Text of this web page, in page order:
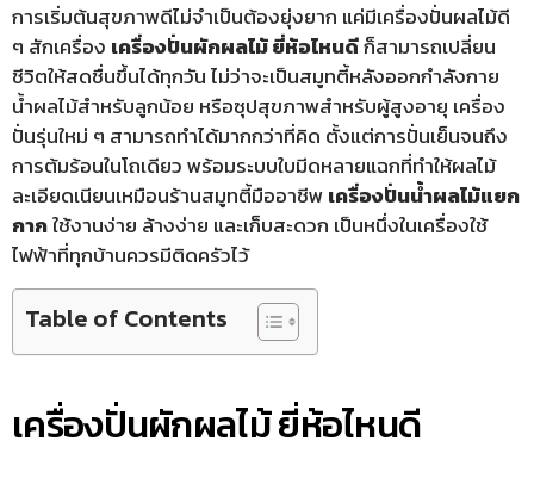
การเริ่มต้นสุขภาพดีไม่จำเป็นต้องยุ่งยาก แค่มีเครื่องปั่นผลไม้ดี
ๆ สักเครื่อง เครื่องปั่นผักผลไม้ ยี่ห้อไหนดีก็สามารถเปลี่ยน
ชีวิตให้สดชื่นขึ้นได้ทุกวัน ไม่ว่าจะเป็นสมูทตี้หลังออกกำลังกาย
น้ำผลไม้สำหรับลูกน้อย หรือซุปสุขภาพสำหรับผู้สูงอายุ เครื่อง
ปั่นรุ่นใหม่ ๆ สามารถทำได้มากกว่าที่คิด ตั้งแต่การปั่นเย็นจนถึง
การต้มร้อนในโถเดียว พร้อมระบบใบมีดหลายแฉกที่ทำให้ผลไม้
ละเอียดเนียนเหมือนร้านสมูทตี้มืออาชีพเครื่องปั่นน้ําผลไม้แยก
กากใช้งานง่าย ล้างง่าย และเก็บสะดวก เป็นหนึ่งในเครื่องใช้
ไฟฟ้าที่ทุกบ้านควรมีติดครัวไว้
Table of Contents
เครื่องปั่นผักผลไม้ ยี่ห้อไหนดี